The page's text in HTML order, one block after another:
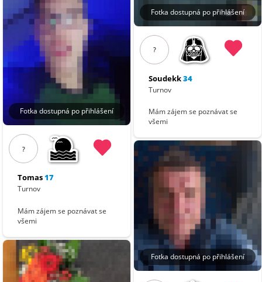
Fotka dostupná po přihlášení
?
Tomas17
Turnov
Mám zájem se poznávat se
všemi
Fotka dostupná po přihlášení
?
Soudekk34
Turnov
Mám zájem se poznávat se
všemi
Fotka dostupná po přihlášení